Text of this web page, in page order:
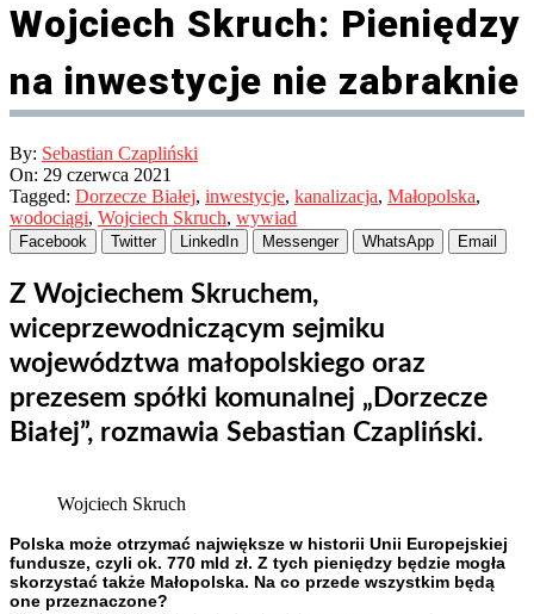
Wojciech Skruch: Pieniędzy
na inwestycje nie zabraknie
By: Sebastian Czapliński
On: 29 czerwca 2021
Tagged: Dorzecze Białej, inwestycje, kanalizacja, Małopolska,
wodociągi, Wojciech Skruch, wywiad
Facebook Twitter LinkedIn Messenger WhatsApp Email
Z Wojciechem Skruchem,
wiceprzewodniczącym sejmiku
województwa małopolskiego oraz
prezesem spółki komunalnej „Dorzecze
Białej”, rozmawia Sebastian Czapliński.
Wojciech Skruch
Polska może otrzymać największe w historii Unii Europejskiej
fundusze, czyli ok. 770 mld zł. Z tych pieniędzy będzie mogła
skorzystać także Małopolska. Na co przede wszystkim będą
one przeznaczone?